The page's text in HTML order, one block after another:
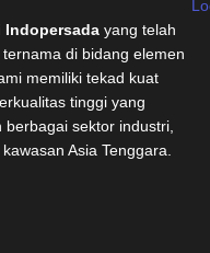
Indopersada yang telah
di bidang elemen
memiliki tekad kuat
tinggi yang
sektor industri,
Asia Tenggara.